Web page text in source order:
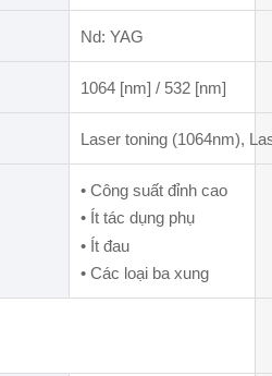
Nd: YAG
1064 [nm] / 532 [nm]
Laser toning (1064nm),
• Công suất đỉnh cao
• Ít tác dụng phụ
• Ít đau
• Các loại ba xung